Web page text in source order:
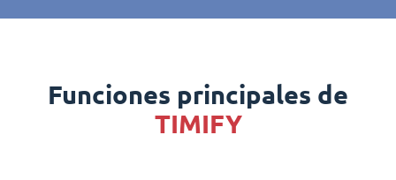
Funciones principales de
TIMIFY